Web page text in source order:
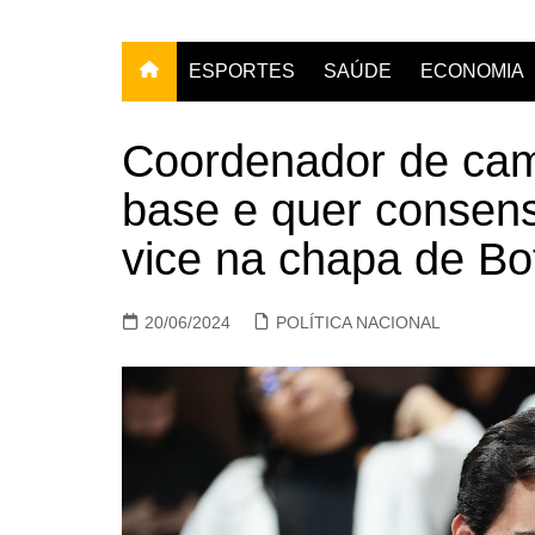
ESPORTES SAÚDE ECONOMIA
Coordenador de
base e quer
vice na chapa de
20/06/2024 POLÍTICA NACIONAL